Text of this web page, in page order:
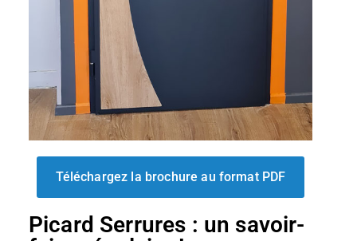
Téléchargez la brochure au format PDF
Picard Serrures : un savoir-